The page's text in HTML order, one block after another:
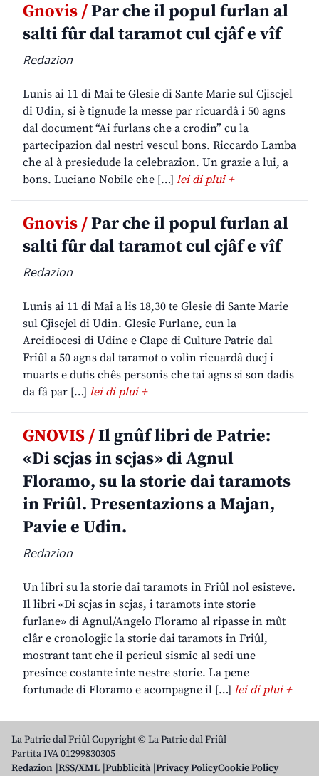
Gnovis /Par che il popul furlan al
salti fûr dal taramot cul cjâf e vîf
Redazion
Lunis ai 11 di Mai te Glesie di Sante Marie sul Cjiscjel
di Udin, si è tignude la messe par ricuardâ i 50 agns
dal document “Ai furlans che a crodin” cu la
partecipazion dal nestri vescul bons. Riccardo Lamba
che al à presiedude la celebrazion. Un grazie a lui, a
bons. Luciano Nobile che […] lei di plui +
Gnovis /Par che il popul furlan al
salti fûr dal taramot cul cjâf e vîf
Redazion
Lunis ai 11 di Mai a lis 18,30 te Glesie di Sante Marie
sul Cjiscjel di Udin. Glesie Furlane, cun la
Arcidiocesi di Udine e Clape di Culture Patrie dal
Friûl a 50 agns dal taramot o volìn ricuardâ ducj i
muarts e dutis chês personis che tai agns si son dadis
da fâ par […] lei di plui +
GNOVIS /Il gnûf libri de Patrie:
«Di scjas in scjas» di Agnul
Floramo, su la storie dai taramots
in Friûl. Presentazions a Majan,
Pavie e Udin.
Redazion
Un libri su la storie dai taramots in Friûl nol esisteve.
Il libri «Di scjas in scjas, i taramots inte storie
furlane» di Agnul/Angelo Floramo al ripasse in mût
clâr e cronologjic la storie dai taramots in Friûl,
mostrant tant che il pericul sismic al sedi une
presince costante inte nestre storie. La pene
fortunade di Floramo e acompagne il […] lei di plui +
La Patrie dal Friûl Copyright © La Patrie dal Friûl
Partita IVA 01299830305
Redazion RSS/XML Pubblicità Privacy PolicyCookie Policy